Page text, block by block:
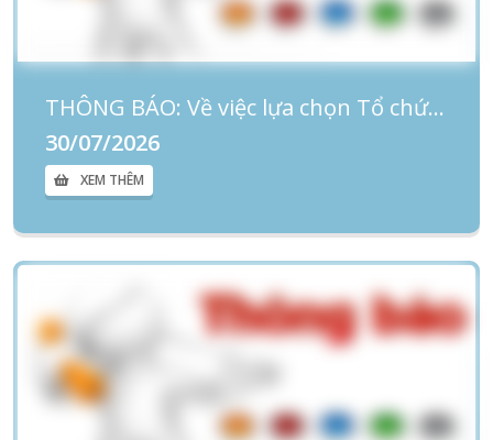
THÔNG BÁO: Về việc lựa chọn Tổ chức đấu giá tài sản
30/07/2026
XEM THÊM